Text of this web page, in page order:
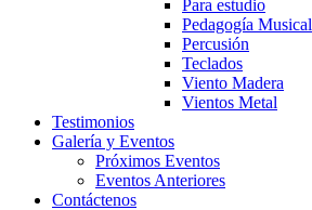
Para estudio
Pedagogía Musical
Percusión
Teclados
Viento Madera
Vientos Metal
Testimonios
Galería y Eventos
Próximos Eventos
Eventos Anteriores
Contáctenos